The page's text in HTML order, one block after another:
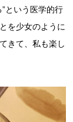
という医学的行
を少女のように
きて、私も楽し